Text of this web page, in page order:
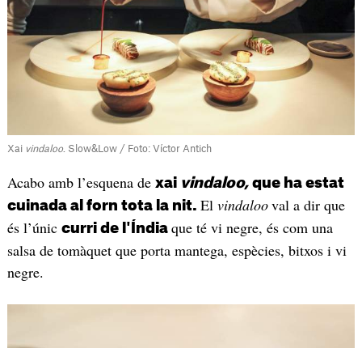
Xai vindaloo. Slow&Low / Foto: Víctor Antich
Acabo amb l’esquena de xai vindaloo, que ha estat
cuinada al forn tota la nit. El vindalooval a dir que
és l’únic curri de l'Índia que té vi negre, és com una
salsa de tomàquet que porta mantega, espècies, bitxos i vi
negre.